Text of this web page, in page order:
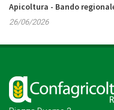
Apicoltura - Bando
26/06/2026